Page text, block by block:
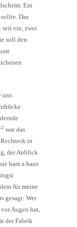
Ein
Das
seit ein, zwei
soll den
uns
2 war das
in
der Anblick
ham a haus
für meine
gesagt: Wer
Augen hat,
der Fabrik